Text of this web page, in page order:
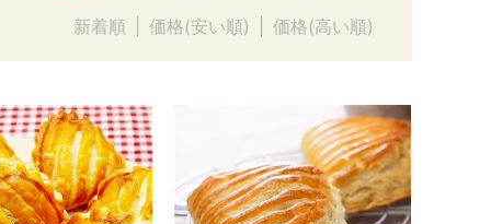
新着順 価格(安い順) 価格(高い順)